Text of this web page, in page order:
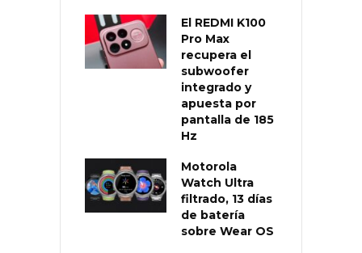
El REDMI K100
Pro Max
recupera el
subwoofer
integrado y
apuesta por
pantalla de 185
Hz
Motorola
Watch Ultra
filtrado, 13 días
de batería
sobre Wear OS